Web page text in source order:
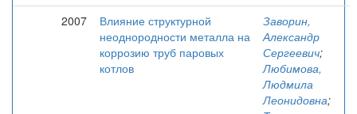
2007
Влияние структурной
неоднородности металла на
коррозию труб паровых
котлов
Заворин,
Александр
Сергеевич;
Любимова,
Людмила
Леонидовна;